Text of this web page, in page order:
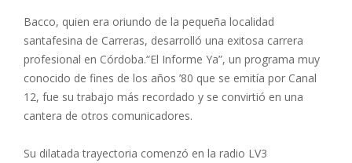
Bacco, quien era oriundo de la pequeña localidad
santafesina de Carreras, desarrolló una exitosa carrera
profesional en Córdoba.“El Informe Ya”, un programa muy
conocido de fines de los años ’80 que se emitía por Canal
12, fue su trabajo más recordado y se convirtió en una
cantera de otros comunicadores.
Su dilatada trayectoria comenzó en la radio LV3